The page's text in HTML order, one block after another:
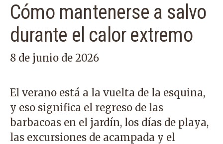
Cómo mantenerse a salvo
durante el calor extremo
8 de junio de 2026
El verano está a la vuelta de la esquina,
y eso significa el regreso de las
barbacoas en el jardín, los días de playa,
las excursiones de acampada y el